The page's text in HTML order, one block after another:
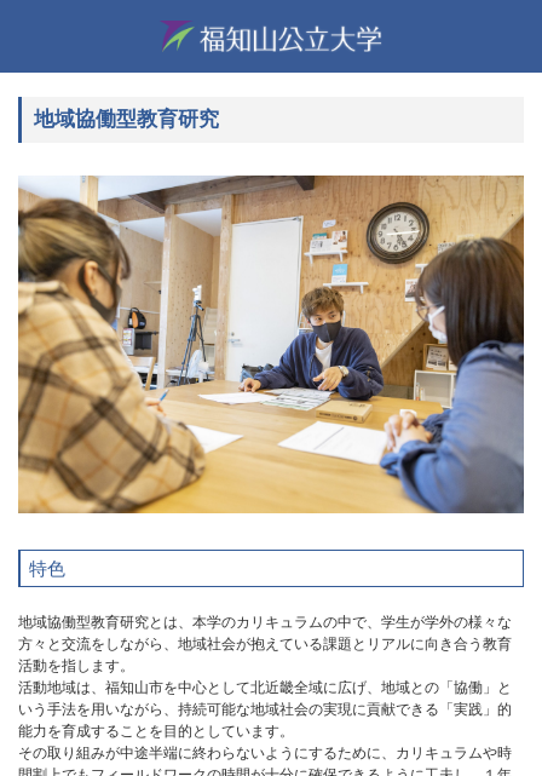
地域協働型教育研究
特色
地域協働型教育研究とは、本学のカリキュラムの中で、学生が学外の様々な
方々と交流をしながら、地域社会が抱えている課題とリアルに向き合う教育
活動を指します。
活動地域は、福知山市を中心として北近畿全域に広げ、地域との「協働」と
いう手法を用いながら、持続可能な地域社会の実現に貢献できる「実践」的
能力を育成することを目的としています。
その取り組みが中途半端に終わらないようにするために、カリキュラムや時